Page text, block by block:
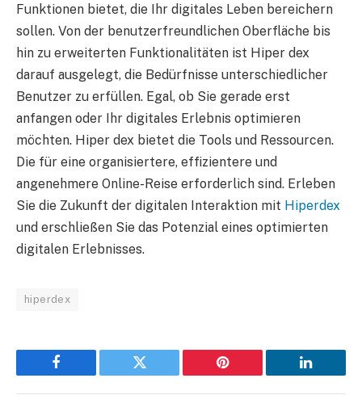
Funktionen bietet, die Ihr digitales Leben bereichern
sollen. Von der benutzerfreundlichen Oberfläche bis
hin zu erweiterten Funktionalitäten ist Hiper dex
darauf ausgelegt, die Bedürfnisse unterschiedlicher
Benutzer zu erfüllen. Egal, ob Sie gerade erst
anfangen oder Ihr digitales Erlebnis optimieren
möchten. Hiper dex bietet die Tools und Ressourcen.
Die für eine organisiertere, effizientere und
angenehmere Online-Reise erforderlich sind. Erleben
Sie die Zukunft der digitalen Interaktion mit Hiperdex
und erschließen Sie das Potenzial eines optimierten
digitalen Erlebnisses.
hiperdex
Facebook Twitter Pinterest LinkedIn